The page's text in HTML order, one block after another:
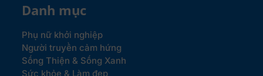
Danh mục
Phụ nữ khởi nghiệp
Người truyền cảm hứng
Sống Thiện & Sống Xanh
Sức khỏe & Làm đẹp